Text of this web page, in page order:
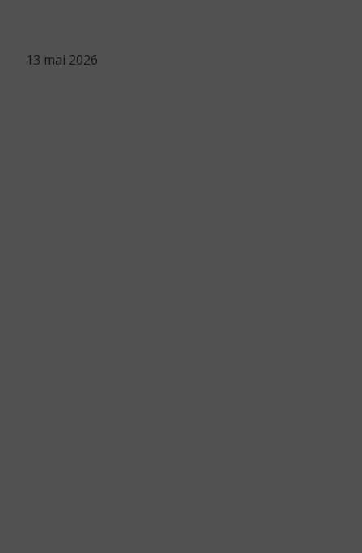
13 mai 2026